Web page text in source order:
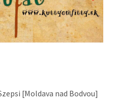
[Moldava nad Bodvou]